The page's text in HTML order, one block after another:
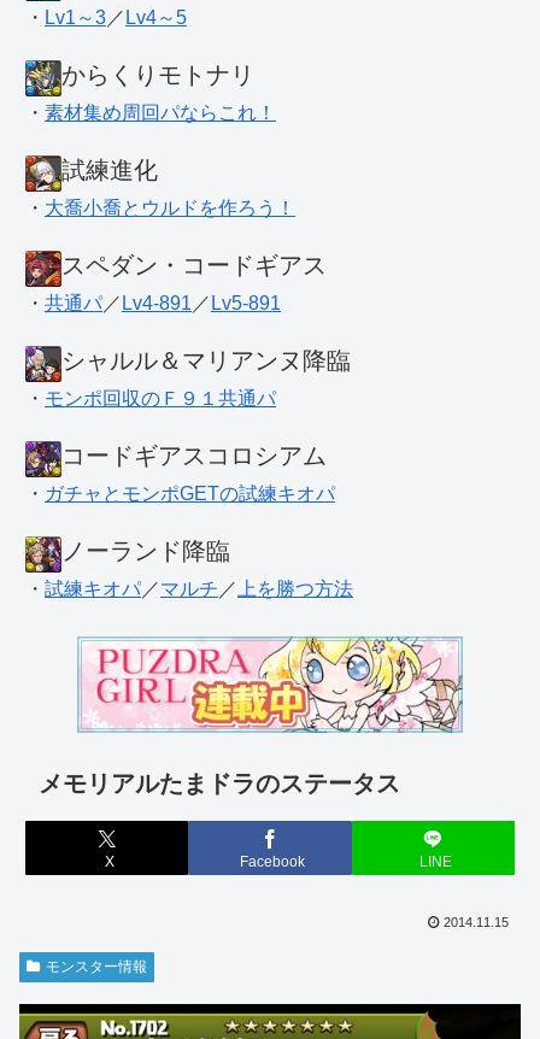
・ Lv1～3 ／ Lv4～5
からくりモトナリ
・ 素材集め周回パならこれ！
試練進化
・ 大喬小喬とウルドを作ろう！
スペダン・コードギアス
・ 共通パ ／ Lv4-891 ／ Lv5-891
シャルル＆マリアンヌ降臨
・ モンポ回収のＦ９１共通パ
コードギアスコロシアム
・ ガチャとモンポGETの試練キオパ
ノーランド降臨
・ 試練キオパ ／マルチ ／ 上を勝つ方法
メモリアルたまドラのステータス
X Facebook LINE
2014.11.15
モンスター情報